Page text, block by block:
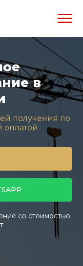
в
получения по
оплатой
со стоимостью